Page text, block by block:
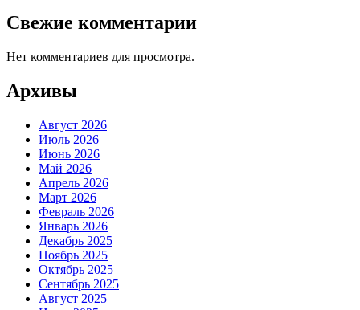
Свежие комментарии
Нет комментариев для просмотра.
Архивы
Август 2026
Июль 2026
Июнь 2026
Май 2026
Апрель 2026
Март 2026
Февраль 2026
Январь 2026
Декабрь 2025
Ноябрь 2025
Октябрь 2025
Сентябрь 2025
Август 2025